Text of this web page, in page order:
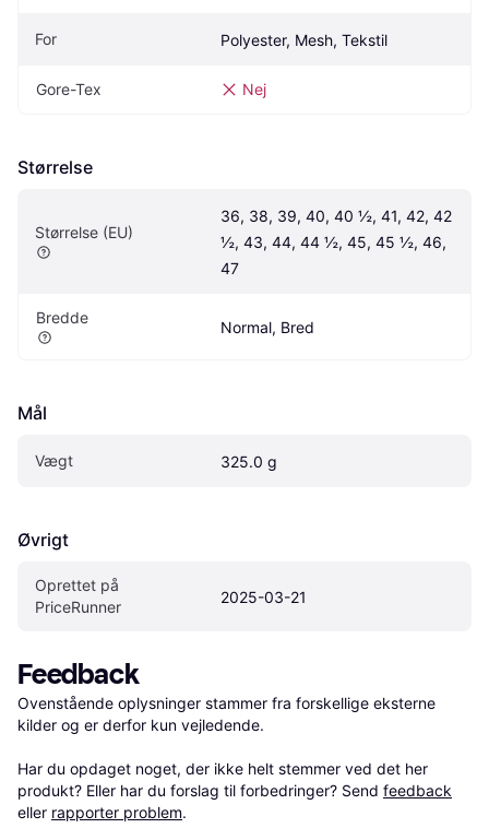
For Polyester, Mesh, Tekstil
Gore-Tex Nej
Størrelse
Størrelse (EU)
36, 38, 39, 40, 40 ½, 41, 42, 42
½, 43, 44, 44 ½, 45, 45 ½, 46,
47
Bredde
Normal, Bred
Mål
Vægt 325.0 g
Øvrigt
Oprettet på
PriceRunner
2025-03-21
Feedback
Ovenstående oplysninger stammer fra forskellige eksterne
kilder og er derfor kun vejledende.
Har du opdaget noget, der ikke helt stemmer ved det her
produkt? Eller har du forslag til forbedringer? Send feedback
eller rapporter problem.